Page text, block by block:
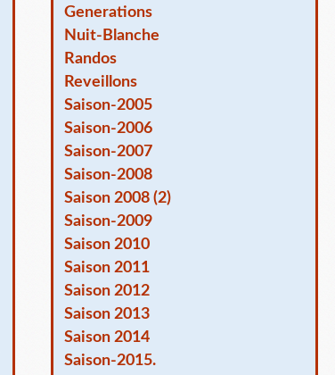
Generations
Nuit-Blanche
Randos
Reveillons
Saison-2005
Saison-2006
Saison-2007
Saison-2008
Saison 2008 (2)
Saison-2009
Saison 2010
Saison 2011
Saison 2012
Saison 2013
Saison 2014
Saison-2015.